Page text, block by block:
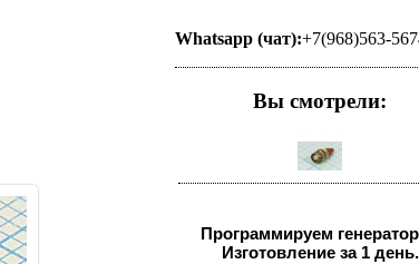
Whatsapp (чат):+7(968)563-
Вы смотрели:
Программируем
Изготовление за 1 день.